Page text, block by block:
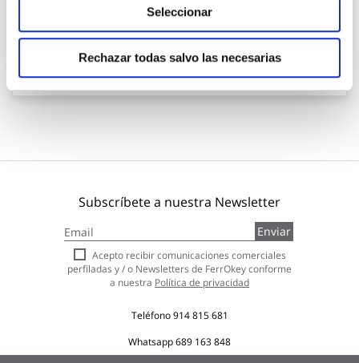
Seleccionar
Rechazar todas salvo las necesarias
13,30 €
Subscríbete a nuestra Newsletter
a
nuestro
boletín
de
Enviar
Acepto recibir comunicaciones comerciales
perfiladas y / o Newsletters de FerrOkey conforme
a nuestra Política de privacidad
Teléfono914 815 681
Whatsapp689 163 848